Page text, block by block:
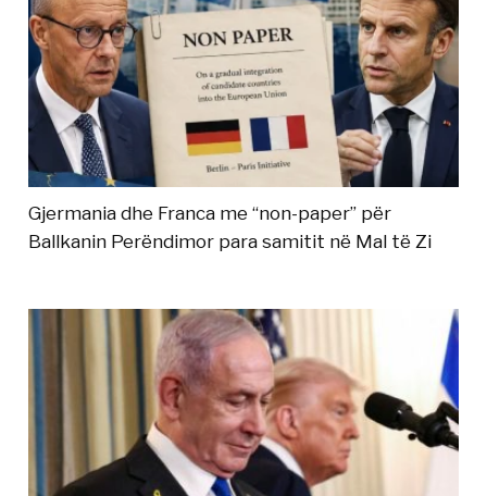
Gjermania dhe Franca me “non-paper” për
Ballkanin Perëndimor para samitit në Mal të Zi